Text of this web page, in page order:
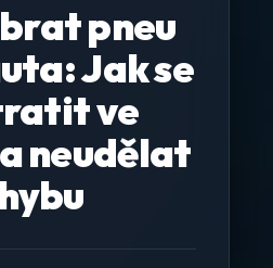
pneu
Jak se
ve
neudělat